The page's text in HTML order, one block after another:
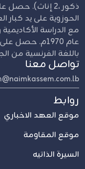
ذكور ،2 إناث).
الحوزوية على يد كبار
مع الدراسة
عام 1970م.
باللغة الفرنسية من
تواصل معنا
روابط
موقع العهد الاخباري
موقع المقاومة
السيرة الذاتيه